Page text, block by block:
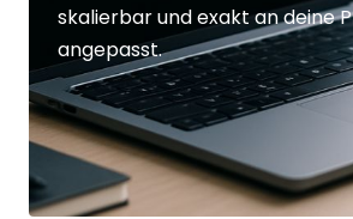
skalierbar und exakt an deine
angepasst.